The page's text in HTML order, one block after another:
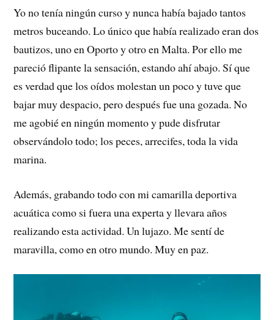
Yo no tenía ningún curso y nunca había bajado tantos
metros buceando. Lo único que había realizado eran dos
bautizos, uno en Oporto y otro en Malta. Por ello me
pareció flipante la sensación, estando ahí abajo. Sí que
es verdad que los oídos molestan un poco y tuve que
bajar muy despacio, pero después fue una gozada. No
me agobié en ningún momento y pude disfrutar
observándolo todo; los peces, arrecifes, toda la vida
marina.
Además, grabando todo con mi camarilla deportiva
acuática como si fuera una experta y llevara años
realizando esta actividad. Un lujazo. Me sentí de
maravilla, como en otro mundo. Muy en paz.